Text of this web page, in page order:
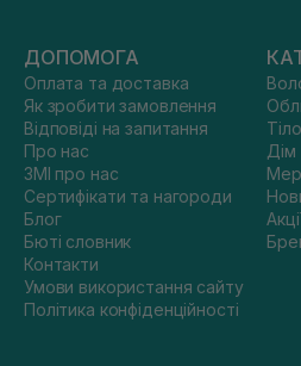
ДОПОМОГА
Оплата та доставка
Як зробити замовлення
Відповіді на запитання
Про нас
ЗМІ про нас
Сертифікати та нагороди
Блог
Бюті словник
Контакти
Умови використання сайту
Політика конфіденційності
Тіло
Дім